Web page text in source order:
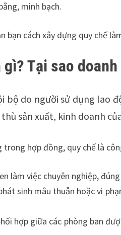
minh bạch.
bạn cách xây dựng quy chế
Tại sao
bộ do người sử dụng lao
sản xuất, kinh doanh
trong hợp đồng, quy chế là
làm việc chuyên nghiệp,
sinh mâu thuẫn hoặc vi
hợp giữa các phòng ban